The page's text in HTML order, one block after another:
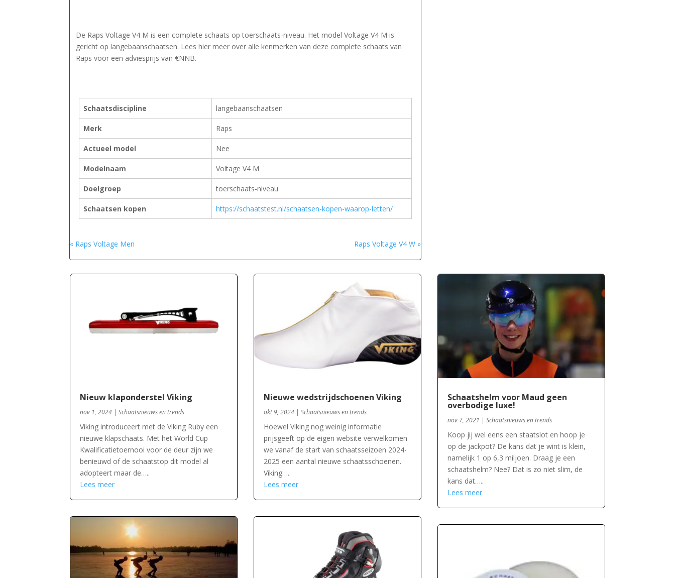
De Raps Voltage V4 M is een complete schaats op toerschaats-niveau. Het model Voltage V4 M is
gericht op langebaanschaatsen. Lees hier meer over alle kenmerken van deze complete schaats van
Raps voor een adviesprijs van €NNB.
Schaatsdiscipline langebaanschaatsen
Merk Raps
Actueel model Nee
Modelnaam Voltage V4 M
Doelgroep toerschaats-niveau
Schaatsen kopen https://schaatstest.nl/schaatsen-kopen-waarop-letten/
« Raps Voltage Men Raps Voltage V4 W »
Nieuw klaponderstel Viking
nov 1, 2024 |Schaatsnieuws en trends
Viking introduceert met de Viking Ruby een
nieuwe klapschaats. Met het World Cup
Kwalificatietoernooi voor de deur zijn we
benieuwd of de schaatstop dit model al
adopteert maar de…..
Lees meer
Nieuwe wedstrijdschoenen Viking
okt 9, 2024 |Schaatsnieuws en trends
Hoewel Viking nog weinig informatie
prijsgeeft op de eigen website verwelkomen
we vanaf de start van schaatsseizoen 2024-
2025 een aantal nieuwe schaatsschoenen.
Viking…..
Lees meer
Schaatshelm voor Maud geen
overbodige luxe!
nov 7, 2021 | Schaatsnieuws en trends
Koop jij wel eens een staatslot en hoop je
op de jackpot? De kans dat je wint is klein,
namelijk 1 op 6,3 miljoen. Draag je een
schaatshelm? Nee? Dat is zo niet slim, de
kans dat…..
Lees meer